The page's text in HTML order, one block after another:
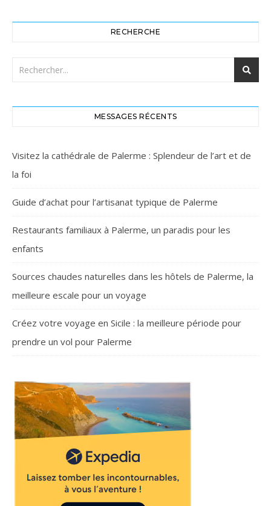
RECHERCHE
MESSAGES RÉCENTS
Visitez la cathédrale de Palerme : Splendeur de l’art et de
la foi
Guide d’achat pour l’artisanat typique de Palerme
Restaurants familiaux à Palerme, un paradis pour les
enfants
Sources chaudes naturelles dans les hôtels de Palerme, la
meilleure escale pour un voyage
Créez votre voyage en Sicile : la meilleure période pour
prendre un vol pour Palerme